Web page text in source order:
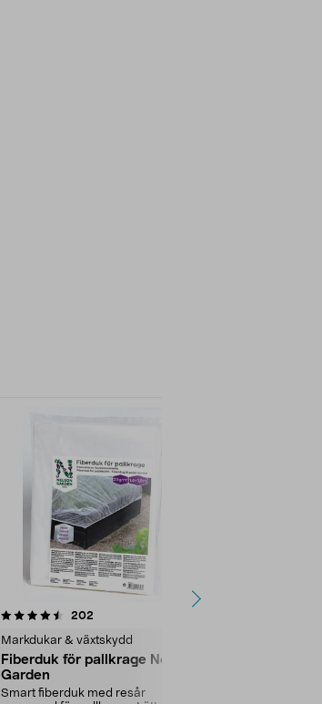
202
Markdukar & växtskydd
Fiberduk för pallkrage Nelson
Garden
Smart fiberduk med resår
4.5 av 5 stjärnor